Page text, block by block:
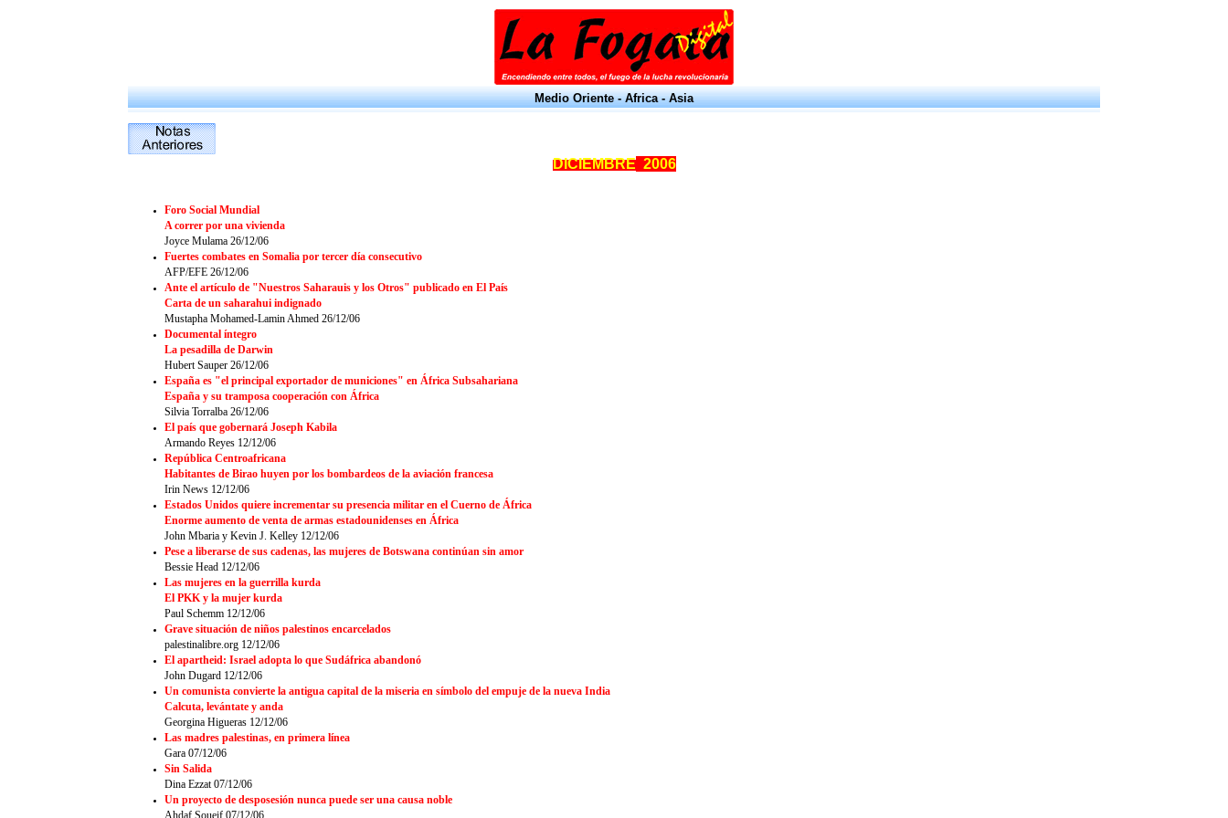
Medio Oriente - Africa - Asia
DICIEMBRE 2006
Foro Social Mundial
A correr por una vivienda
Joyce Mulama 26/12/06
Fuertes combates en Somalia por tercer día consecutivo
AFP/EFE 26/12/06
Ante el artículo de "Nuestros Saharauis y los Otros" publicado en El País
Carta de un saharahui indignado
Mustapha Mohamed-Lamin Ahmed 26/12/06
Documental íntegro
La pesadilla de Darwin
Hubert Sauper 26/12/06
España es "el principal exportador de municiones" en África Subsahariana
España y su tramposa cooperación con África
Silvia Torralba 26/12/06
El país que gobernará Joseph Kabila
Armando Reyes 12/12/06
República Centroafricana
Habitantes de Birao huyen por los bombardeos de la aviación francesa
Irin News 12/12/06
Estados Unidos quiere incrementar su presencia militar en el Cuerno de África
Enorme aumento de venta de armas estadounidenses en África
John Mbaria y Kevin J. Kelley 12/12/06
Pese a liberarse de sus cadenas, las mujeres de Botswana continúan sin amor
Bessie Head 12/12/06
Las mujeres en la guerrilla kurda
El PKK y la mujer kurda
Paul Schemm 12/12/06
Grave situación de niños palestinos encarcelados
palestinalibre.org 12/12/06
El apartheid: Israel adopta lo que Sudáfrica abandonó
John Dugard 12/12/06
Un comunista convierte la antigua capital de la miseria en símbolo del empuje de la nueva India
Calcuta, levántate y anda
Georgina Higueras 12/12/06
Las madres palestinas, en primera línea
Gara 07/12/06
Sin Salida
Dina Ezzat 07/12/06
Un proyecto de desposesión nunca puede ser una causa noble
Ahdaf Soueif 07/12/06